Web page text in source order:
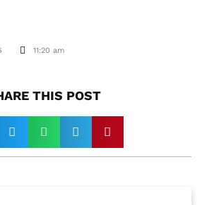
11:20 am
THIS POST​